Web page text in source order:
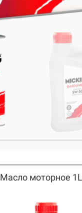
Масло моторное